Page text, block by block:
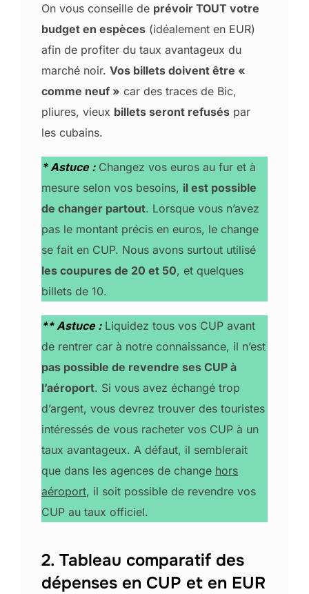
On vous conseille de prévoir TOUT votre
budget en espèces (idéalement en EUR)
afin de profiter du taux avantageux du
marché noir. Vos billets doivent être «
comme neuf » car des traces de Bic,
pliures, vieux billets seront refusés par
les cubains.
* Astuce : Changez vos euros au fur et à
mesure selon vos besoins, il est possible
de changer partout. Lorsque vous n’avez
pas le montant précis en euros, le change
se fait en CUP. Nous avons surtout utilisé
les coupures de 20 et 50, et quelques
billets de 10.
** Astuce : Liquidez tous vos CUP avant
de rentrer car à notre connaissance, il n’est
pas possible de revendre ses CUP à
l’aéroport. Si vous avez échangé trop
d’argent, vous devrez trouver des touristes
intéressés de vous racheter vos CUP à un
taux avantageux. A défaut, il semblerait
que dans les agences de change hors
aéroport, il soit possible de revendre vos
CUP au taux officiel.
2. Tableau comparatif des
dépenses en CUP et en EUR